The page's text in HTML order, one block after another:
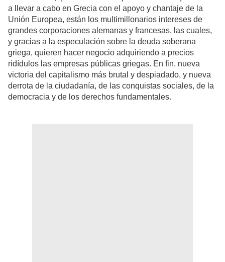
a llevar a cabo en Grecia con el apoyo y chantaje de la
Unión Europea, están los multimillonarios intereses de
grandes corporaciones alemanas y francesas, las cuales,
y gracias a la especulación sobre la deuda soberana
griega, quieren hacer negocio adquiriendo a precios
ridídulos las empresas públicas griegas. En fin, nueva
victoria del capitalismo más brutal y despiadado, y nueva
derrota de la ciudadanía, de las conquistas sociales, de la
democracia y de los derechos fundamentales.